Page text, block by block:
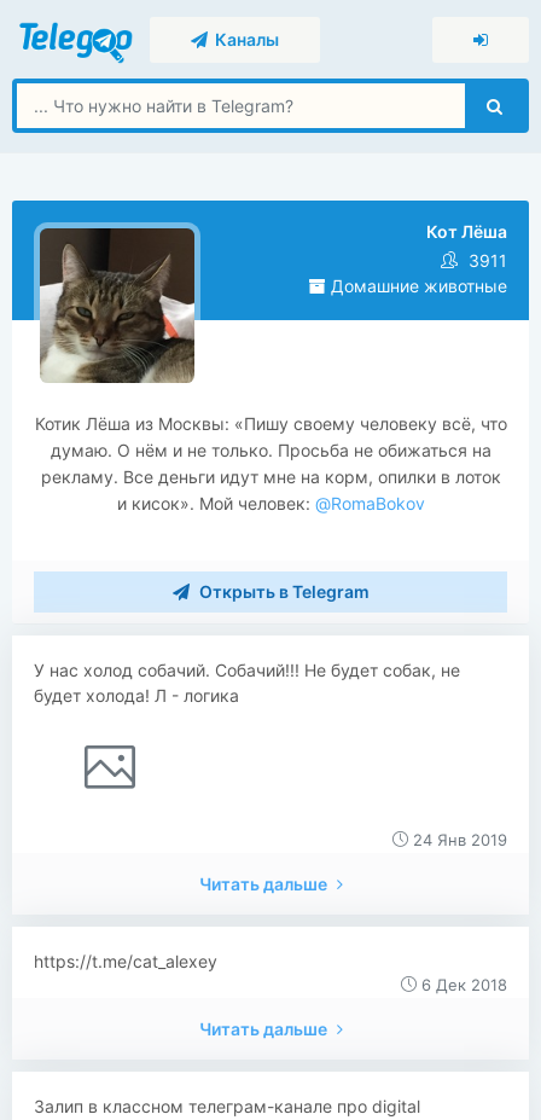
Каналы
Кот Лёша
3911
Домашние животные
Котик Лёша из Москвы: «Пишу своему человеку всё, что
думаю. О нём и не только. Просьба не обижаться на
рекламу. Все деньги идут мне на корм, опилки в лоток
и кисок». Мой человек: @RomaBokov
Открыть в Telegram
У нас холод собачий. Собачий!!! Не будет собак, не
будет холода! Л - логика
24 Янв 2019
Читать дальше
https://t.me/cat_alexey
6 Дек 2018
Читать дальше
Залип в классном телеграм-канале про digital